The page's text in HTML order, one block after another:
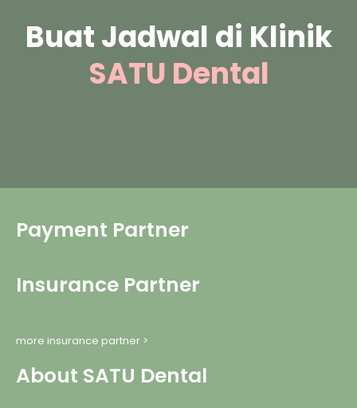
Buat Jadwal di Klinik
SATU Dental
Payment Partner
Insurance Partner
more insurance partner >
About SATU Dental